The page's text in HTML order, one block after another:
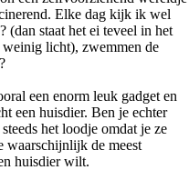
Elke dag kijk ik wel
(dan staat het ei teveel in het
licht), zwemmen de
een enorm leuk gadget en
een huisdier. Ben je echter
het loodje omdat je ze
waarschijnlijk de meest
huisdier wilt.